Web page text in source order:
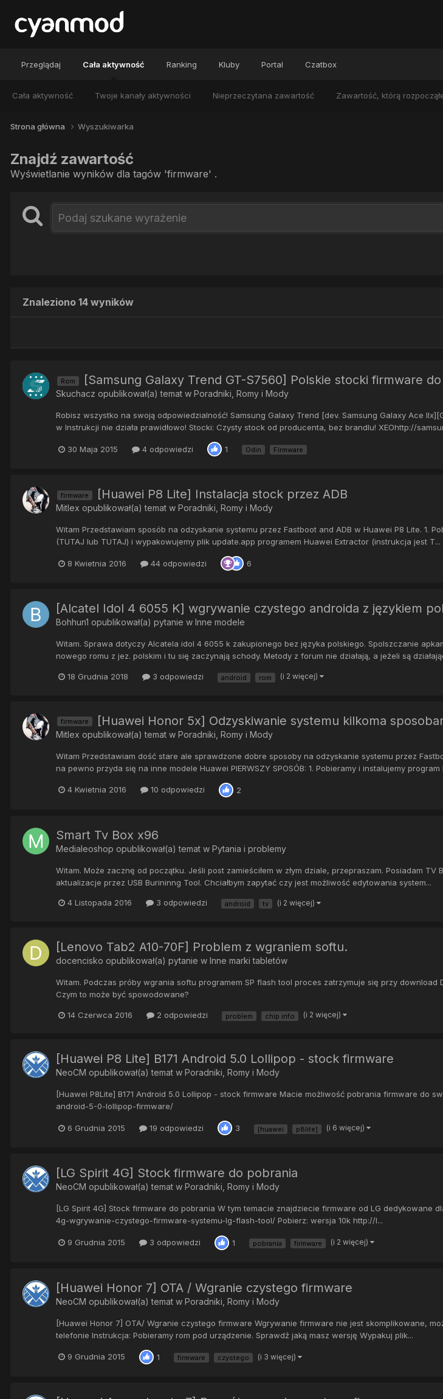
Przeglądaj Cała aktywność
Cała aktywność Twoje kanały aktywności Nieprzeczytana zawartość Zawartość, którą
Ranking Kluby Portal Czatbox
Strona główna Wyszukiwarka
Znajdź zawartość
Wyświetlanie wyników dla tagów 'firmware' .
Znaleziono 14 wyników
Rom [Samsung Galaxy Trend GT-S7560] Polskie stocki firmware
Skuchacz opublikował(a) temat w Poradniki, Romy i Mody
Robisz wszystko na swoją odpowiedzialność! Samsung Galaxy Trend [dev. Samsung Galaxy Ace
w Instrukcji nie działa prawidłowo! Stocki: Czysty stock od producenta, bez brandlu! XEOhttp://
30 Maja 2015 4 odpowiedzi 1 Odin Firmware
firmware [Huawei P8 Lite] Instalacja stock przez ADB
Mitlex opublikował(a) temat w Poradniki, Romy i Mody
Witam Przedstawiam sposób na odzyskanie systemu przez Fastboot and ADB w Huawei P8 Lite. 1.
(TUTAJ lub TUTAJ) i wypakowujemy plik update.app programem Huawei Extractor (instrukcja jest T...
8 Kwietnia 2016 44 odpowiedzi 6
[Alcatel Idol 4 6055 K] wgrywanie czystego androida z językiem
Bohhun1 opublikował(a) pytanie w Inne modele
Witam. Sprawa dotyczy Alcatela idol 4 6055 k zakupionego bez języka polskiego. Spolszczanie
nowego romu z jez. polskim i tu się zaczynają schody. Metody z forum nie działają, a jeżeli są
18 Grudnia 2018 3 odpowiedzi android rom (i 2 więcej)
firmware [Huawei Honor 5x] Odzyskiwanie systemu kilkoma
Mitlex opublikował(a) temat w Poradniki, Romy i Mody
Witam Przedstawiam dość stare ale sprawdzone dobre sposoby na odzyskanie systemu przez
na pewno przyda się na inne modele Huawei PIERWSZY SPOSÓB: 1. Pobieramy i instalujemy program
4 Kwietnia 2016 10 odpowiedzi 2
Smart Tv Box x96
Medialeoshop opublikował(a) temat w Pytania i problemy
Witam. Może zacznę od początku. Jeśli post zamieściłem w złym dziale, przepraszam. Posiadam
aktualizacje przez USB Burininng Tool. Chciałbym zapytać czy jest możliwość edytowania system...
4 Listopada 2016 3 odpowiedzi android tv (i 2 więcej)
[Lenovo Tab2 A10-70F] Problem z wgraniem softu.
docencisko opublikował(a) pytanie w Inne marki tabletów
Witam. Podczas próby wgrania softu programem SP flash tool proces zatrzymuje się przy
Czym to może być spowodowane?
14 Czerwca 2016 2 odpowiedzi problem chip info (i 2 więcej)
[Huawei P8 Lite] B171 Android 5.0 Lollipop - stock firmware
NeoCM opublikował(a) temat w Poradniki, Romy i Mody
[Huawei P8Lite] B171 Android 5.0 Lollipop - stock firmware Macie możliwość pobrania firmware do
android-5-0-lollipop-firmware/
6 Grudnia 2015 19 odpowiedzi 3 [huawei p8lite] (i 6 więcej)
[LG Spirit 4G] Stock firmware do pobrania
NeoCM opublikował(a) temat w Poradniki, Romy i Mody
[LG Spirit 4G] Stock firmware do pobrania W tym temacie znajdziecie firmware od LG
4g-wgrywanie-czystego-firmware-systemu-lg-flash-tool/ Pobierz: wersja 10k http://l...
9 Grudnia 2015 3 odpowiedzi 1 pobrania firmware (i 2 więcej)
[Huawei Honor 7] OTA / Wgranie czystego firmware
NeoCM opublikował(a) temat w Poradniki, Romy i Mody
[Huawei Honor 7] OTA/ Wgranie czystego firmware Wgrywanie firmware nie jest skomplikowane,
telefonie Instrukcja: Pobieramy rom pod urządzenie. Sprawdź jaką masz wersję Wypakuj plik...
9 Grudnia 2015 1 firmware czystego (i 3 więcej)